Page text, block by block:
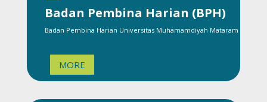
Badan Pembina Harian (BPH)
Badan Pembina Harian Universitas Muhamamdiyah Mataram
MORE